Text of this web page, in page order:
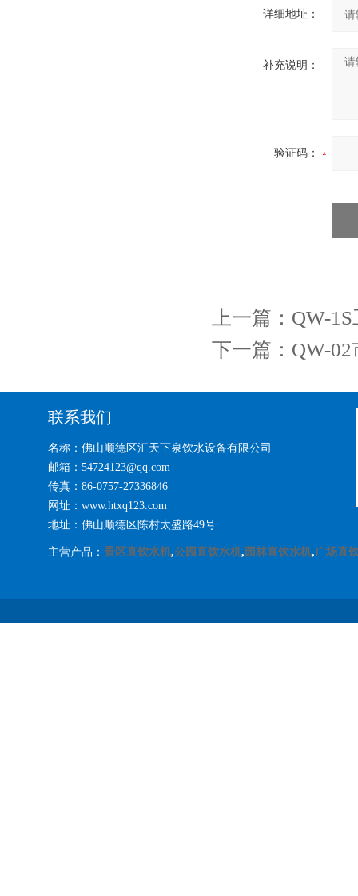
详细地址：
补充说明：
验证码：
上一篇： QW-
下一篇： QW-
联系我们
名称：佛山顺德区汇天下泉饮水设备有限公司
邮箱：54724123@qq.com
传真：86-0757-27336846
网址：www.htxq123.com
地址：佛山顺德区陈村太盛路49号
主营产品： 景区直饮水机,公园直饮水机, 园林直饮水机,广场直